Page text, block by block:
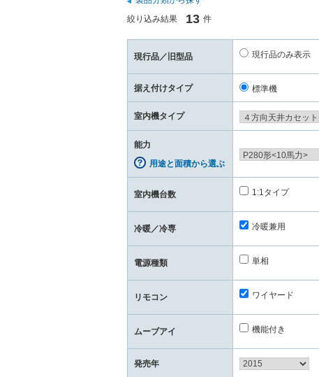
絞り込み結果
13 件
現行品／旧型品 現行品のみ表示
据え付けタイプ 標準機
室内機タイプ
能力
用途と面積から選ぶ
室内機台数 1:1タイプ
冷暖／冷専 冷暖兼用
電源種類 単相
リモコン ワイヤード
ムーブアイ 機能付き
発売年